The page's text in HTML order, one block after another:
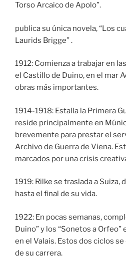
Torso Arcaico de Apolo”.
publica su única novela, “Los
Laurids Brigge” .
1912: Comienza a trabajar en
el Castillo de Duino, en el mar
obras más importantes.
1914-1918: Estalla la Primera
reside principalmente en
brevemente para prestar el
Archivo de Guerra de Viena.
marcados por una crisis
1919: Rilke se traslada a Suiza,
hasta el final de su vida.
1922: En pocas semanas,
Duino” y los “Sonetos a
en el Valais. Estos dos ciclos
de su carrera.